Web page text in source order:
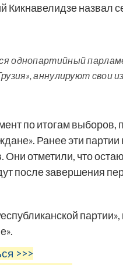
Кикнавелидзе назвал
однопартийный
аннулируют свои
по итогам выборов,
Ранее эти
Они отметили, что
после завершения
партии»,
>>>